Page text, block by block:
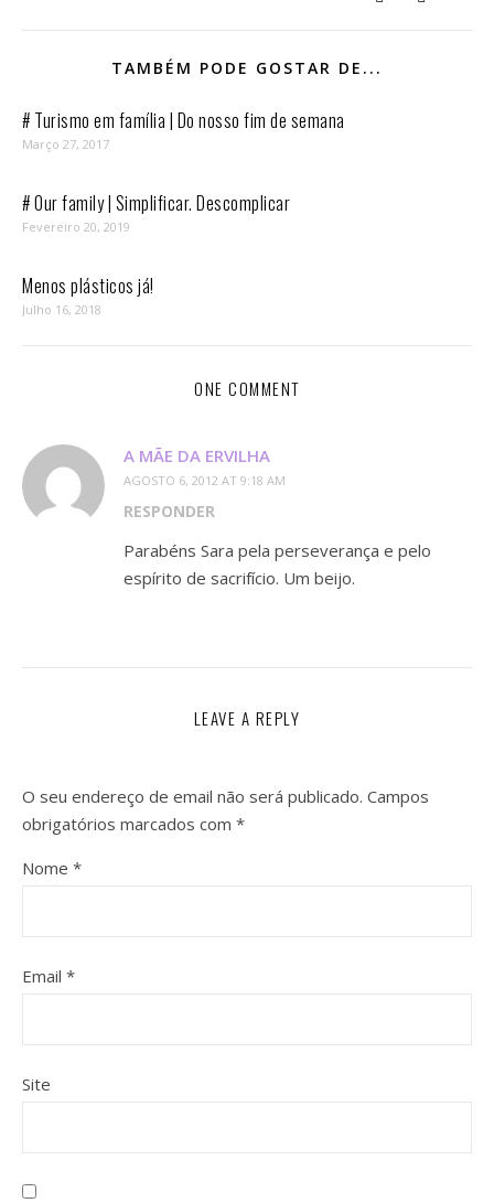
TAMBÉM PODE GOSTAR DE...
# Turismo em família | Do nosso fim de semana
Março 27, 2017
# Our family | Simplificar. Descomplicar
Fevereiro 20, 2019
Menos plásticos já!
Julho 16, 2018
ONE COMMENT
A MÃE DA ERVILHA
AGOSTO 6, 2012 AT 9:18 AM
RESPONDER
Parabéns Sara pela perseverança e pelo
espírito de sacrifício. Um beijo.
LEAVE A REPLY
O seu endereço de email não será publicado. Campos
obrigatórios marcados com *
Nome *
Email *
Site